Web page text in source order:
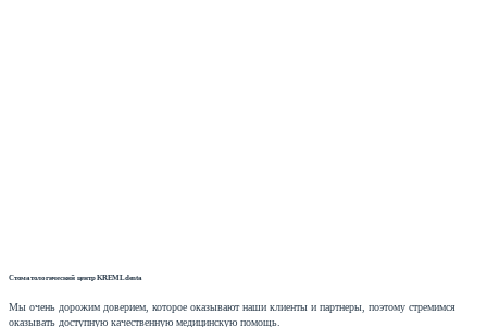
Стоматологический центр KREMLdenta
Мы очень дорожим доверием, которое оказывают наши клиенты и партнеры, поэтому стремимся
оказывать доступную качественную медицинскую помощь.